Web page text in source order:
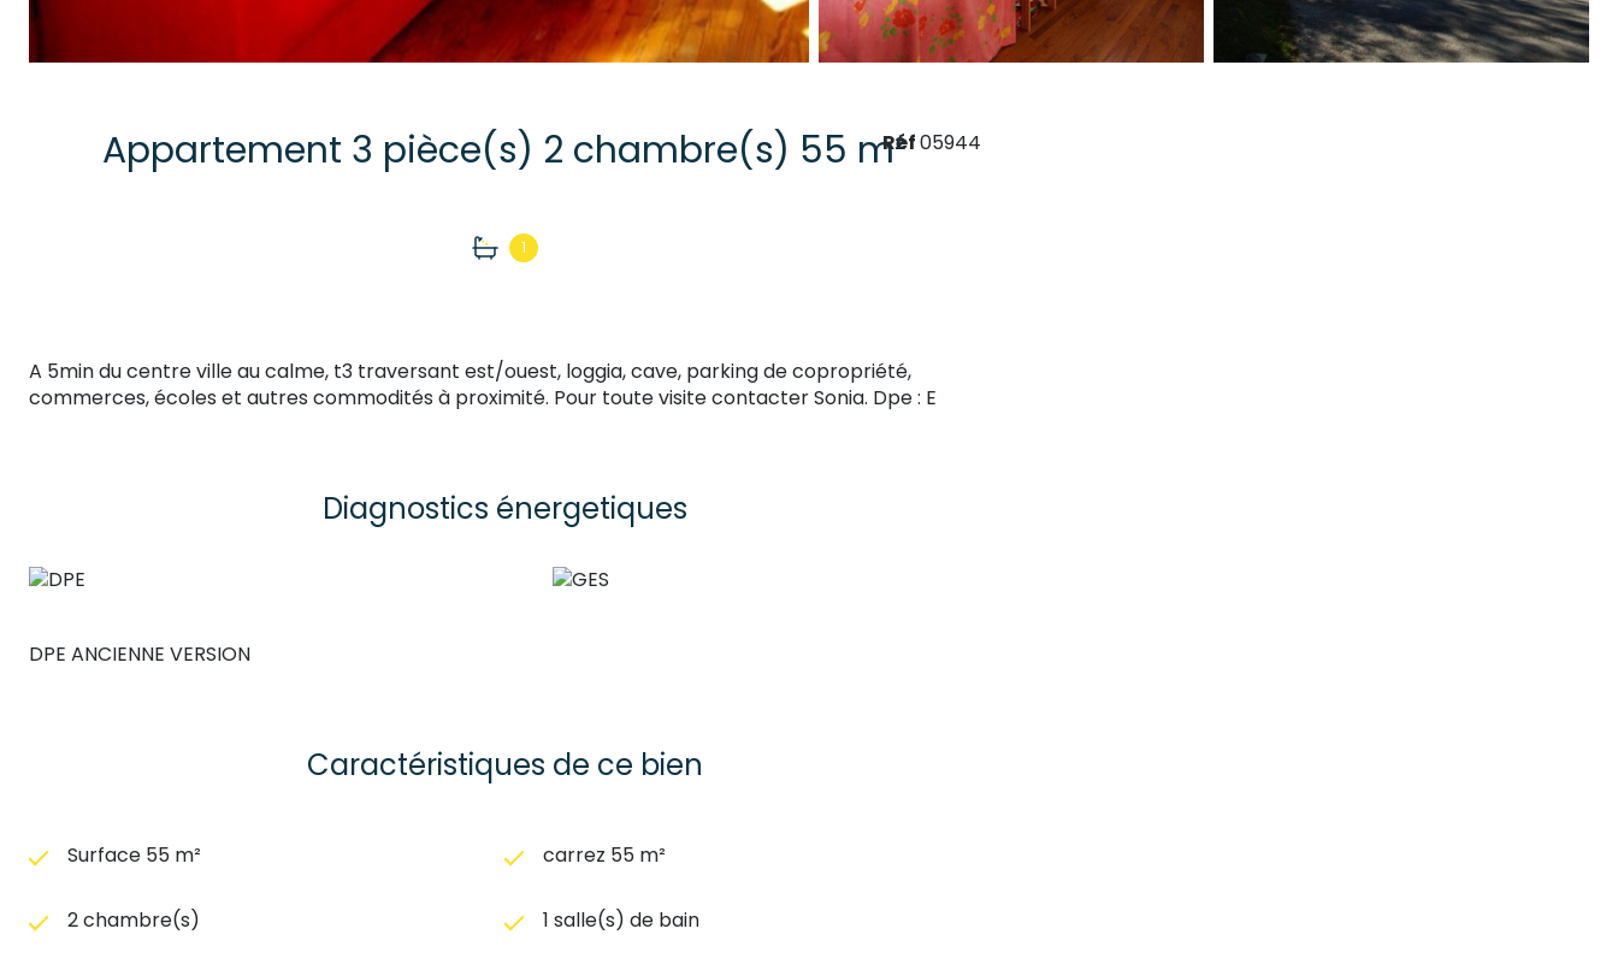
Appartement 3 pièce(s) 2 chambre(s) 55 m²
1
Réf05944
A 5min du centre ville au calme, t3 traversant est/ouest, loggia, cave, parking de copropriété,
commerces, écoles et autres commodités à proximité. Pour toute visite contacter Sonia. Dpe : E
Diagnostics énergetiques
DPE ANCIENNE VERSION
Caractéristiques de ce bien
Surface 55 m² carrez 55 m²
2 chambre(s) 1 salle(s) de bain